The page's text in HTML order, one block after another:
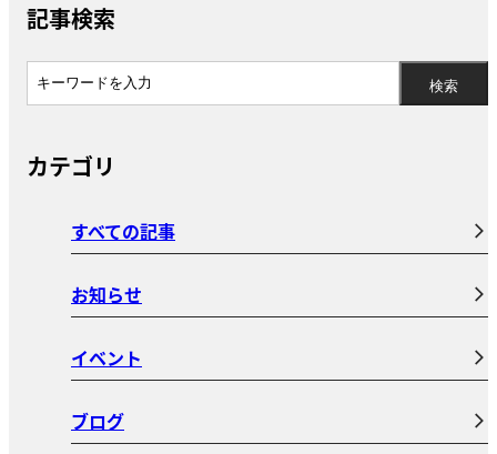
記事検索
カテゴリ
すべての記事
お知らせ
イベント
ブログ